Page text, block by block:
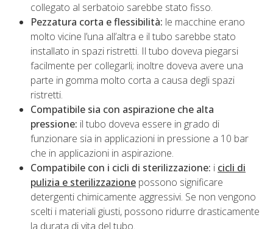
collegato al serbatoio sarebbe stato fisso.
Pezzatura corta e flessibilità: le macchine erano
molto vicine l’una all’altra e il tubo sarebbe stato
installato in spazi ristretti. Il tubo doveva piegarsi
facilmente per collegarli; inoltre doveva avere una
parte in gomma molto corta a causa degli spazi
ristretti.
Compatibile sia con aspirazione che alta
pressione: il tubo doveva essere in grado di
funzionare sia in applicazioni in pressione a 10 bar
che in applicazioni in aspirazione.
Compatibile con i cicli di sterilizzazione: i cicli di
pulizia e sterilizzazione possono significare
detergenti chimicamente aggressivi. Se non vengono
scelti i materiali giusti, possono ridurre drasticamente
la durata di vita del tubo.